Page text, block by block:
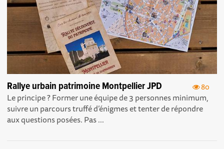
80
Rallye urbain patrimoine Montpellier JPD
Le principe ? Former une équipe de 3 personnes minimum,
suivre un parcours truffé d’énigmes et tenter de répondre
aux questions posées. Pas ...